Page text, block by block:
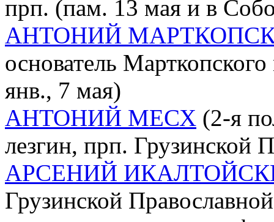
прп. (пам. 13 мая и в
АНТОНИЙ
основатель
янв., 7 мая)
АНТОНИЙ МЕСХ (2-я
лезгин, прп. Грузинской
АРСЕНИЙ
Грузинской